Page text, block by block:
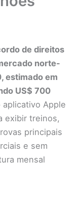
de direitos
norte-
estimado em
US$ 700
Apple
exibir treinos,
principais
e sem
mensal